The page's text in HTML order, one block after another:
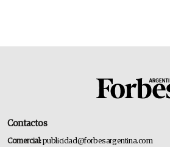
Contactos
Comercial:publicidad@forbesargentina.com